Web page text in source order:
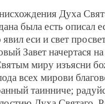
Духа
была есть описал
еси и свет
Завет начертася на
миру изъясни
всех мирови
таинниче;